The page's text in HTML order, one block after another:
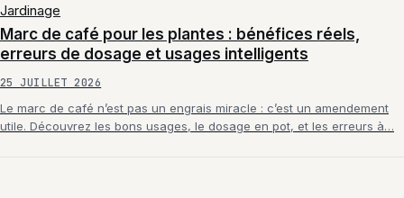
Jardinage
Marc de café pour les plantes : bénéfices réels,
erreurs de dosage et usages intelligents
25 JUILLET 2026
Le marc de café n’est pas un engrais miracle : c’est un amendement
utile. Découvrez les bons usages, le dosage en pot, et les erreurs à…